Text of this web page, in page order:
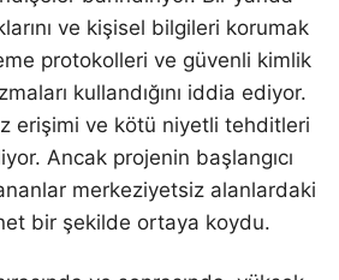
ve kişisel bilgileri korumak
protokolleri ve güvenli kimlik
kullandığını iddia ediyor.
erişimi ve kötü niyetli tehditleri
Ancak projenin başlangıcı
merkeziyetsiz alanlardaki
net bir şekilde ortaya koydu.